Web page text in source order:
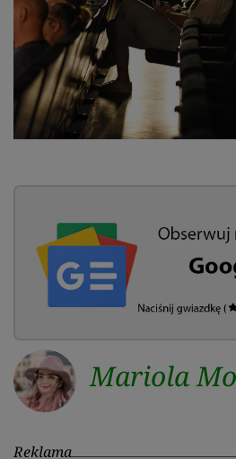
Mariola
Reklama